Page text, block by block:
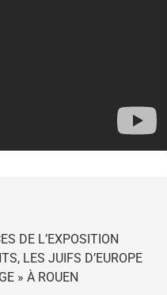
DE L’EXPOSITION
LES JUIFS D’EUROPE
» À ROUEN